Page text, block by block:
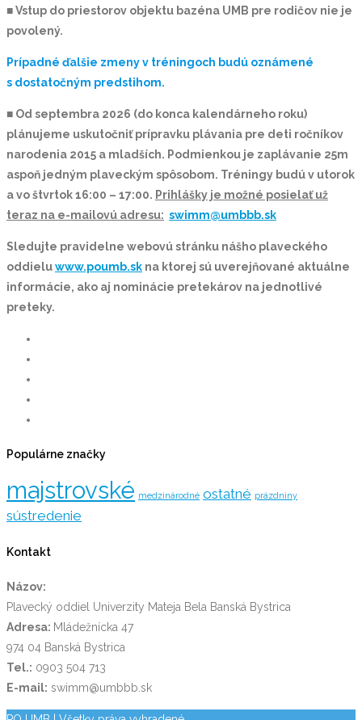
■Vstup do priestorov objektu bazéna UMB pre rodičov nie je
povolený.
Prípadné ďalšie zmeny v tréningoch budú oznámené
s dostatočným predstihom.
■ Od septembra 2026 (do konca kalendárneho roku)
plánujeme uskutočniť prípravku plávania pre deti ročníkov
narodenia 2015 a mladších. Podmienkou je zaplávanie 25m
aspoň jedným plaveckým spôsobom. Tréningy budú v utorok
a vo štvrtok 16:00 – 17:00. Prihlášky je možné posielať už
teraz na e-mailovú adresu: swimm@umbbb.sk
Sledujte pravidelne webovú stránku nášho plaveckého
oddieluwww.poumb.sk na ktorej sú uverejňované aktuálne
informácie, ako aj nominácie pretekárov na jednotlivé
preteky.
Populárne značky
majstrovské medzinárodné ostatné prázdniny
sústredenie
Kontakt
Názov:
Plavecký oddiel Univerzity Mateja Bela Banská Bystrica
Adresa: Mládežnícka 47
974 04 Banská Bystrica
Tel.: 0903 504 713
E-mail: swimm@umbbb.sk